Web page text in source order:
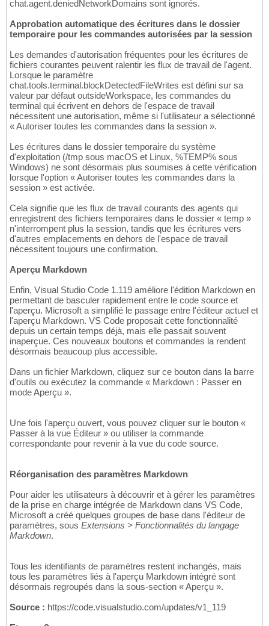
chat.agent.deniedNetworkDomains sont ignorés.
Approbation automatique des écritures dans le dossier
temporaire pour les commandes autorisées par la session
Les demandes d'autorisation fréquentes pour les écritures de
fichiers courantes peuvent ralentir les flux de travail de l'agent.
Lorsque le paramètre
chat.tools.terminal.blockDetectedFileWrites est défini sur sa
valeur par défaut outsideWorkspace, les commandes du
terminal qui écrivent en dehors de l'espace de travail
nécessitent une autorisation, même si l'utilisateur a sélectionné
« Autoriser toutes les commandes dans la session ».
Les écritures dans le dossier temporaire du système
d'exploitation (/tmp sous macOS et Linux, %TEMP% sous
Windows) ne sont désormais plus soumises à cette vérification
lorsque l'option « Autoriser toutes les commandes dans la
session » est activée.
Cela signifie que les flux de travail courants des agents qui
enregistrent des fichiers temporaires dans le dossier « temp »
n'interrompent plus la session, tandis que les écritures vers
d'autres emplacements en dehors de l'espace de travail
nécessitent toujours une confirmation.
Aperçu Markdown
Enfin, Visual Studio Code 1.119 améliore l'édition Markdown en
permettant de basculer rapidement entre le code source et
l'aperçu. Microsoft a simplifié le passage entre l'éditeur actuel et
l'aperçu Markdown. VS Code proposait cette fonctionnalité
depuis un certain temps déjà, mais elle passait souvent
inaperçue. Ces nouveaux boutons et commandes la rendent
désormais beaucoup plus accessible.
Dans un fichier Markdown, cliquez sur ce bouton dans la barre
d'outils ou exécutez la commande « Markdown : Passer en
mode Aperçu ».
Une fois l'aperçu ouvert, vous pouvez cliquer sur le bouton «
Passer à la vue Éditeur » ou utiliser la commande
correspondante pour revenir à la vue du code source.
Réorganisation des paramètres Markdown
Pour aider les utilisateurs à découvrir et à gérer les paramètres
de la prise en charge intégrée de Markdown dans VS Code,
Microsoft a créé quelques groupes de base dans l'éditeur de
paramètres, sous Extensions > Fonctionnalités du langage
Markdown.
Tous les identifiants de paramètres restent inchangés, mais
tous les paramètres liés à l'aperçu Markdown intégré sont
désormais regroupés dans la sous-section « Aperçu ».
Source : https://code.visualstudio.com/updates/v1_119